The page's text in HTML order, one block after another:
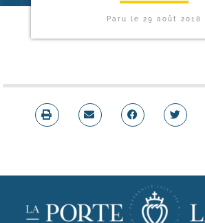
Paru le 29 août 2018